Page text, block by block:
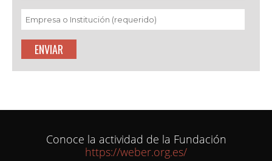
Conoce la actividad de la Fundación
https://weber.org.es/